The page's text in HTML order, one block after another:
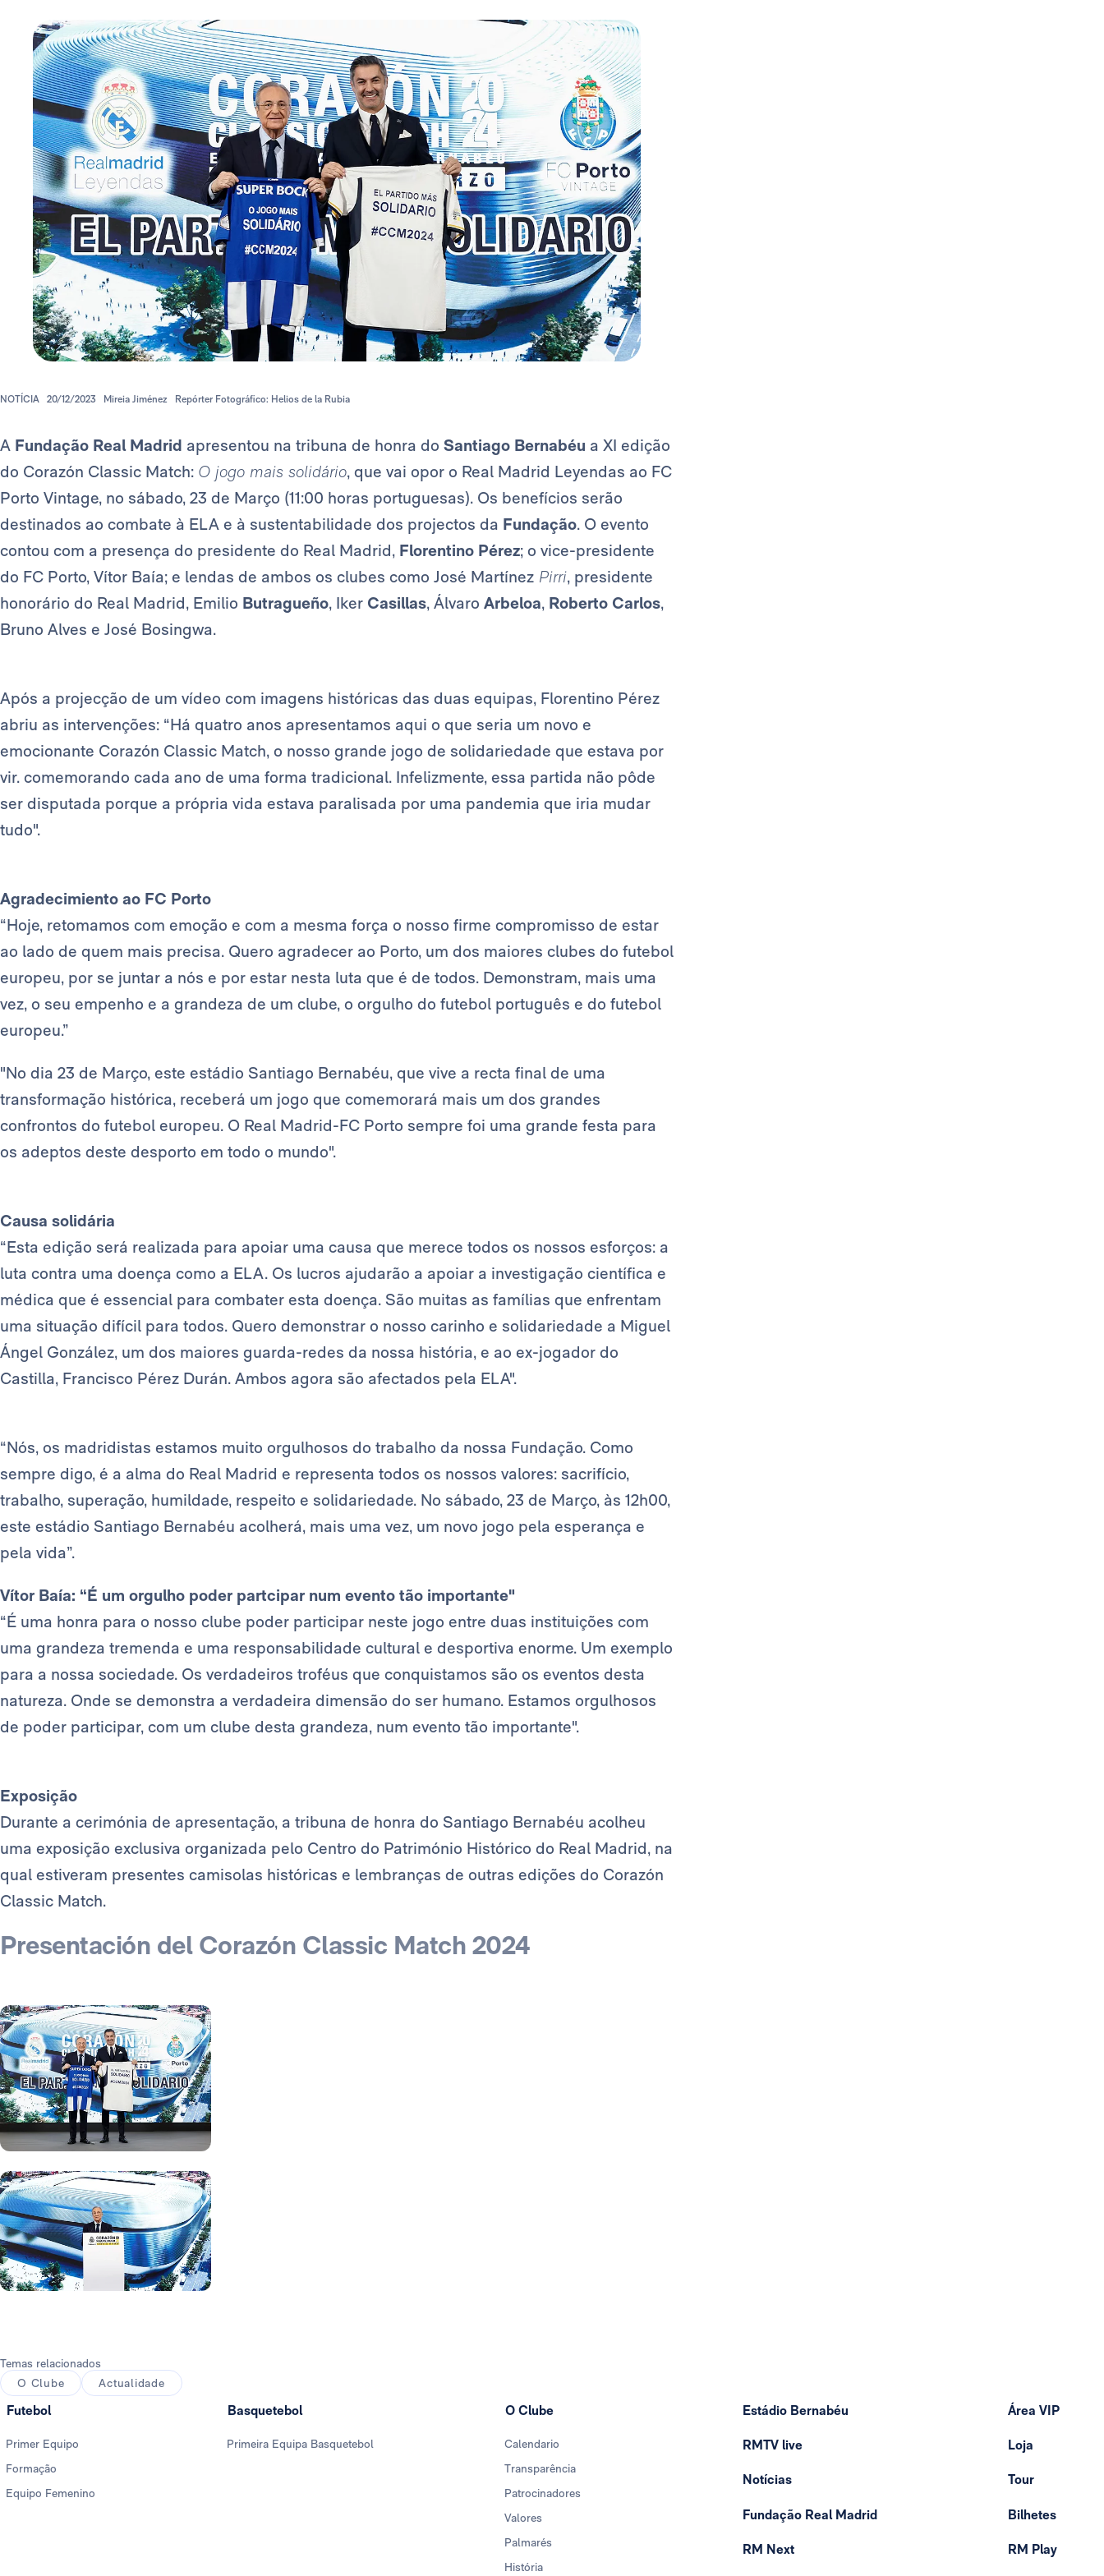
NOTÍCIA 20/12/2023 Mireia Jiménez Repórter Fotográfico: Helios de la Rubia
A Fundação Real Madrid apresentou na tribuna de honra do Santiago Bernabéu a XI edição
do Corazón Classic Match: O jogo mais solidário, que vai opor o Real Madrid Leyendas ao FC
Porto Vintage, no sábado, 23 de Março (11:00 horas portuguesas). Os benefícios serão
destinados ao combate à ELA e à sustentabilidade dos projectos da Fundação. O evento
contou com a presença do presidente do Real Madrid, Florentino Pérez; o vice-presidente
do FC Porto, Vítor Baía; e lendas de ambos os clubes como José Martínez Pirri, presidente
honorário do Real Madrid, Emilio Butragueño, Iker Casillas, Álvaro Arbeloa, Roberto Carlos,
Bruno Alves e José Bosingwa.
Após a projecção de um vídeo com imagens históricas das duas equipas, Florentino Pérez
abriu as intervenções: “Há quatro anos apresentamos aqui o que seria um novo e
emocionante Corazón Classic Match, o nosso grande jogo de solidariedade que estava por
vir. comemorando cada ano de uma forma tradicional. Infelizmente, essa partida não pôde
ser disputada porque a própria vida estava paralisada por uma pandemia que iria mudar
tudo".
Agradecimiento ao FC Porto
“Hoje, retomamos com emoção e com a mesma força o nosso firme compromisso de estar
ao lado de quem mais precisa. Quero agradecer ao Porto, um dos maiores clubes do futebol
europeu, por se juntar a nós e por estar nesta luta que é de todos. Demonstram, mais uma
vez, o seu empenho e a grandeza de um clube, o orgulho do futebol português e do futebol
europeu.”
"No dia 23 de Março, este estádio Santiago Bernabéu, que vive a recta final de uma
transformação histórica, receberá um jogo que comemorará mais um dos grandes
confrontos do futebol europeu. O Real Madrid-FC Porto sempre foi uma grande festa para
os adeptos deste desporto em todo o mundo".
Causa solidária
“Esta edição será realizada para apoiar uma causa que merece todos os nossos esforços: a
luta contra uma doença como a ELA. Os lucros ajudarão a apoiar a investigação científica e
médica que é essencial para combater esta doença. São muitas as famílias que enfrentam
uma situação difícil para todos. Quero demonstrar o nosso carinho e solidariedade a Miguel
Ángel González, um dos maiores guarda-redes da nossa história, e ao ex-jogador do
Castilla, Francisco Pérez Durán. Ambos agora são afectados pela ELA".
“Nós, os madridistas estamos muito orgulhosos do trabalho da nossa Fundação. Como
sempre digo, é a alma do Real Madrid e representa todos os nossos valores: sacrifício,
trabalho, superação, humildade, respeito e solidariedade. No sábado, 23 de Março, às 12h00,
este estádio Santiago Bernabéu acolherá, mais uma vez, um novo jogo pela esperança e
pela vida”.
Vítor Baía: “É um orgulho poder partcipar num evento tão importante"
“É uma honra para o nosso clube poder participar neste jogo entre duas instituições com
uma grandeza tremenda e uma responsabilidade cultural e desportiva enorme. Um exemplo
para a nossa sociedade. Os verdadeiros troféus que conquistamos são os eventos desta
natureza. Onde se demonstra a verdadeira dimensão do ser humano. Estamos orgulhosos
de poder participar, com um clube desta grandeza, num evento tão importante".
Exposição
Durante a cerimónia de apresentação, a tribuna de honra do Santiago Bernabéu acolheu
uma exposição exclusiva organizada pelo Centro do Património Histórico do Real Madrid, na
qual estiveram presentes camisolas históricas e lembranças de outras edições do Corazón
Classic Match.
Presentación del Corazón Classic Match 2024
Temas relacionados
O Clube
Actualidade
Futebol
Primer Equipo
Formação
Equipo Femenino
Basquetebol
Primeira Equipa Basquetebol
O Clube
Calendario
Transparência
Patrocinadores
Valores
Palmarés
História
Estádio Bernabéu
RMTV live
Notícias
Fundação Real Madrid
RM Next
Área VIP
Loja
Tour
Bilhetes
RM Play